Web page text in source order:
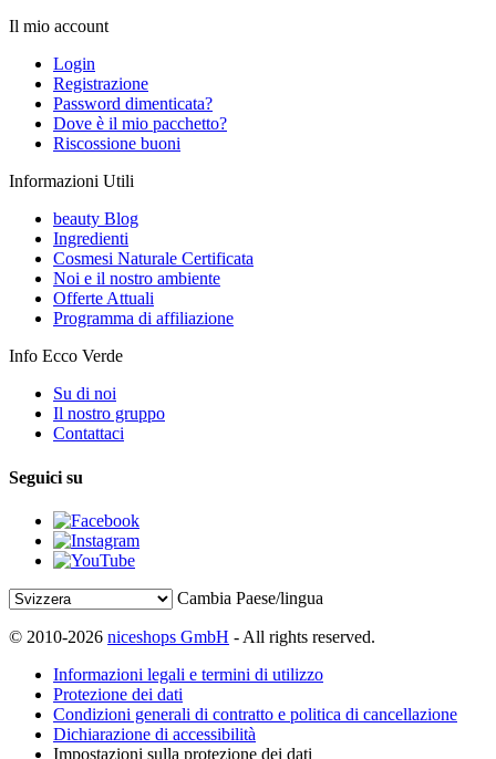
Il mio account
Login
Registrazione
Password dimenticata?
Dove è il mio pacchetto?
Riscossione buoni
Informazioni Utili
beauty Blog
Ingredienti
Cosmesi Naturale Certificata
Noi e il nostro ambiente
Offerte Attuali
Programma di affiliazione
Info Ecco Verde
Su di noi
Il nostro gruppo
Contattaci
Seguici su
Cambia Paese/lingua
© 2010-2026 niceshops GmbH - All rights reserved.
Informazioni legali e termini di utilizzo
Protezione dei dati
Condizioni generali di contratto e politica di cancellazione
Dichiarazione di accessibilità
Impostazioni sulla protezione dei dati